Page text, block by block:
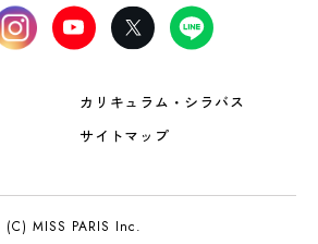
カリキュラム・シラバス
サイトマップ
(C) MISS PARIS Inc.